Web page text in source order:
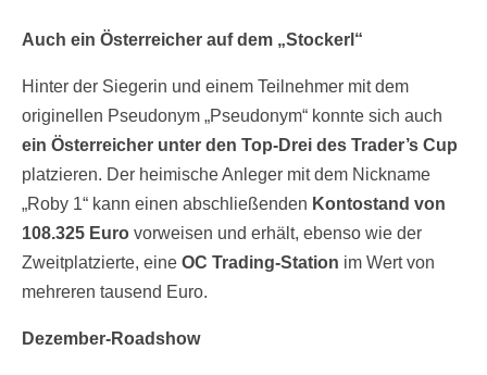
Auch ein Österreicher auf dem „Stockerl“
Hinter der Siegerin und einem Teilnehmer mit dem
originellen Pseudonym „Pseudonym“ konnte sich auch
ein Österreicher unter den Top-Drei des Trader’s Cup
platzieren. Der heimische Anleger mit dem Nickname
„Roby 1“ kann einen abschließenden Kontostand von
108.325 Euro vorweisen und erhält, ebenso wie der
Zweitplatzierte, eine OC Trading-Station im Wert von
mehreren tausend Euro.
Dezember-Roadshow